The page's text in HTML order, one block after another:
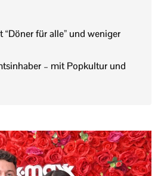
“Döner für alle” und weniger
– mit Popkultur und